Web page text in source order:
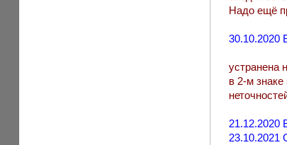
Надо ещё
30.10.2020
устранена
в 2-м
21.12.2020
23.10.2021